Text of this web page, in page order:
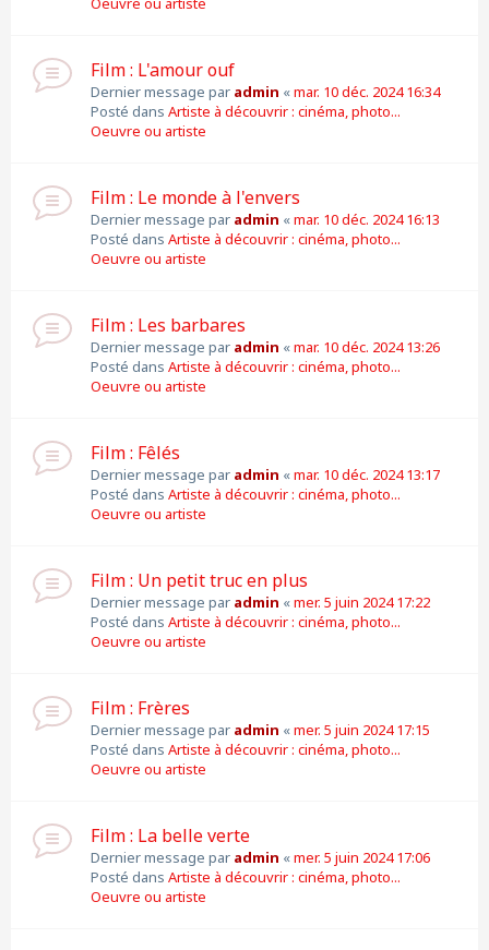
Film : L'amour ouf
Dernier message par admin «mar. 10 déc. 2024 16:34
Posté dans Artiste à découvrir : cinéma, photo...
Oeuvre ou artiste
Film : Le monde à l'envers
Dernier message par admin «mar. 10 déc. 2024 16:13
Posté dans Artiste à découvrir : cinéma, photo...
Oeuvre ou artiste
Film : Les barbares
Dernier message par admin «mar. 10 déc. 2024 13:26
Posté dans Artiste à découvrir : cinéma, photo...
Oeuvre ou artiste
Film : Fêlés
Dernier message par admin «mar. 10 déc. 2024 13:17
Posté dans Artiste à découvrir : cinéma, photo...
Oeuvre ou artiste
Film : Un petit truc en plus
Dernier message par admin «mer. 5 juin 2024 17:22
Posté dans Artiste à découvrir : cinéma, photo...
Oeuvre ou artiste
Film : Frères
Dernier message par admin «mer. 5 juin 2024 17:15
Posté dans Artiste à découvrir : cinéma, photo...
Oeuvre ou artiste
Film : La belle verte
Dernier message par admin «mer. 5 juin 2024 17:06
Posté dans Artiste à découvrir : cinéma, photo...
Oeuvre ou artiste